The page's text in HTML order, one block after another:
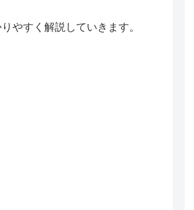
やすく解説していきます。